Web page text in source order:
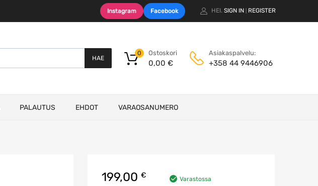
Instagram Facebook HEI. SIGN IN REGISTER
HAE
Ostoskori
0,00 €
0 Asiakaspalvelu:
+358 44 9446906
PALAUTUS EHDOT VARAOSANUMERO
199,00 € Varastossa